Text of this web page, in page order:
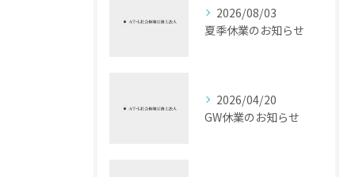
2026/08/03
夏季休業のお知らせ
2026/04/20
GW休業のお知らせ